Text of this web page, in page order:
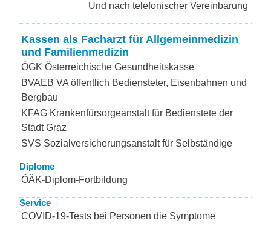
Und nach telefonischer Vereinbarung
Kassen als Facharzt für Allgemeinmedizin
und Familienmedizin
ÖGK Österreichische Gesundheitskasse
BVAEB VA öffentlich Bediensteter, Eisenbahnen und
Bergbau
KFAG Krankenfürsorgeanstalt für Bedienstete der
Stadt Graz
SVS Sozialversicherungsanstalt für Selbständige
Diplome
ÖÄK-Diplom-Fortbildung
Service
COVID-19-Tests bei Personen die Symptome